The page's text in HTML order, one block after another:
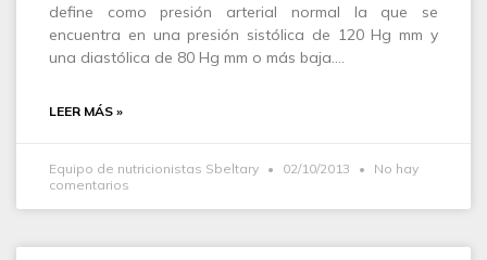
define como presión arterial normal la que se
encuentra en una presión sistólica de 120 Hg mm y
una diastólica de 80 Hg mm o más baja.…
LEER MÁS »
Equipo de nutricionistas Sbeltary 02/10/2013
No hay
comentarios